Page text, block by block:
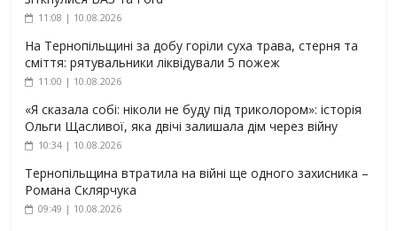
11:08 | 10.08.2026
На Тернопільщині за добу горіли суха трава, стерня та
сміття: рятувальники ліквідували 5 пожеж
11:00 | 10.08.2026
«Я сказала собі: ніколи не буду під триколором»: історія
Ольги Щасливої, яка двічі залишала дім через війну
10:34 | 10.08.2026
Тернопільщина втратила на війні ще одного захисника –
Романа Склярчука
09:49 | 10.08.2026